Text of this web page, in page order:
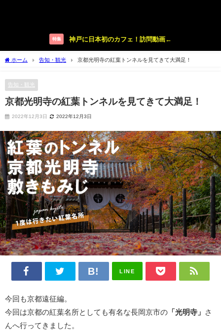
特集 神戸に日本初のカフェ！訪問動画←
ホーム 告知・観光 京都光明寺の紅葉トンネルを見てきて大満足！
告知・観光
京都光明寺の紅葉トンネルを見てきて大満足！
2022年12月3日 2022年12月3日
LINE
今回も京都遠征編。
今回は京都の紅葉名所としても有名な長岡京市の 「光明寺」
さ
んへ行ってきました。